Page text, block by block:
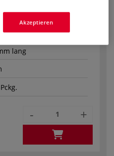
lang
- +
Akzeptieren